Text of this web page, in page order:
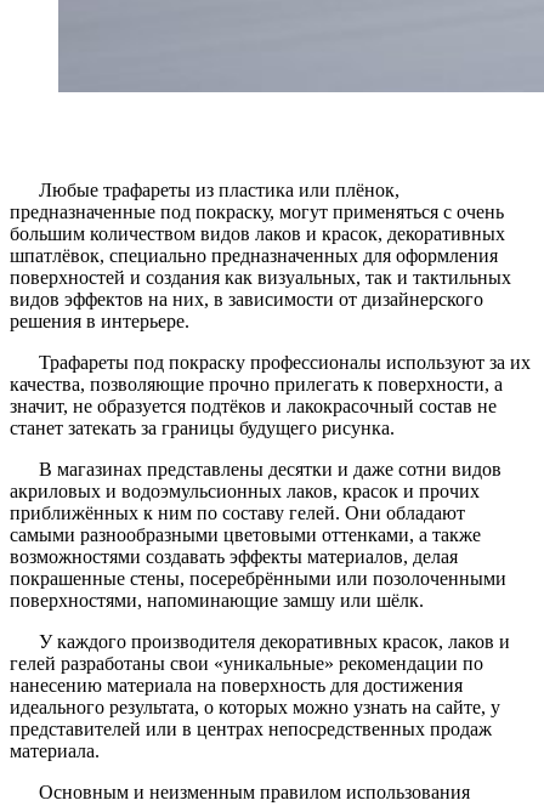
Любые трафареты из пластика или плёнок,
предназначенные под покраску, могут применяться с очень
большим количеством видов лаков и красок, декоративных
шпатлёвок, специально предназначенных для оформления
поверхностей и создания как визуальных, так и тактильных
видов эффектов на них, в зависимости от дизайнерского
решения в интерьере.
Трафареты под покраску профессионалы используют за их
качества, позволяющие прочно прилегать к поверхности, а
значит, не образуется подтёков и лакокрасочный состав не
станет затекать за границы будущего рисунка.
В магазинах представлены десятки и даже сотни видов
акриловых и водоэмульсионных лаков, красок и прочих
приближённых к ним по составу гелей. Они обладают
самыми разнообразными цветовыми оттенками, а также
возможностями создавать эффекты материалов, делая
покрашенные стены, посеребрёнными или позолоченными
поверхностями, напоминающие замшу или шёлк.
У каждого производителя декоративных красок, лаков и
гелей разработаны свои «уникальные» рекомендации по
нанесению материала на поверхность для достижения
идеального результата, о которых можно узнать на сайте, у
представителей или в центрах непосредственных продаж
материала.
Основным и неизменным правилом использования